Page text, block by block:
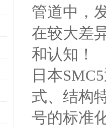
管道中，
在较大差
和认知！
日本
式、结构
号的标准